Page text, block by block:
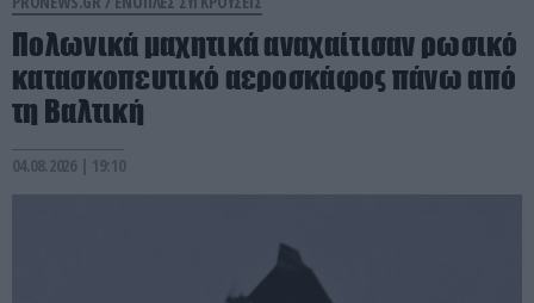
Πολωνικά μαχητικά αναχαίτισαν ρωσικό
κατασκοπευτικό αεροσκάφος πάνω από
τη Βαλτική
04.08.2026 | 19:10